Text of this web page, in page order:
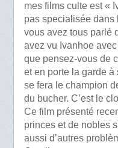
mes films culte est «
pas specialisée dans
vous avez tous parlé
avez vu Ivanhoe
que pensez-vous de
et en porte la garde à
se fera le champion
du bucher. C’est le
Ce film présenté
princes et de nobles
aussi d’autres